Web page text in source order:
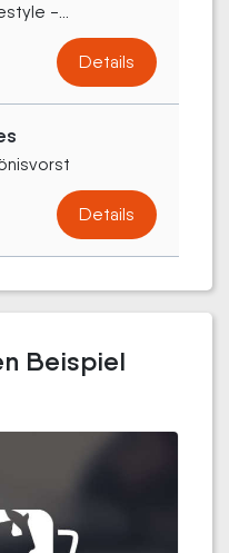
-...
Details
Details
Beispiel